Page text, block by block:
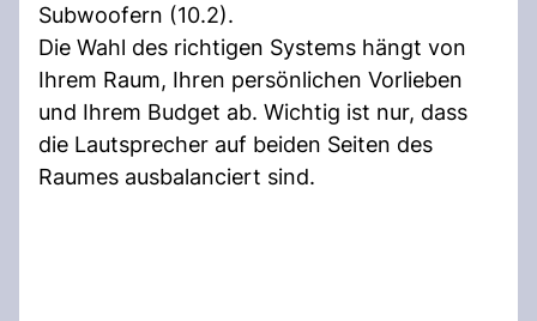
Subwoofern (10.2).
Die Wahl des richtigen Systems hängt von
Ihrem Raum, Ihren persönlichen Vorlieben
und Ihrem Budget ab. Wichtig ist nur, dass
die Lautsprecher auf beiden Seiten des
Raumes ausbalanciert sind.